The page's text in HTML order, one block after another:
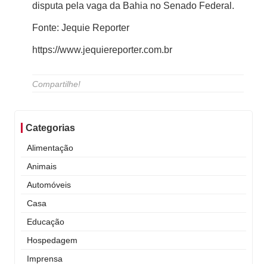
disputa pela vaga da Bahia no Senado Federal.
Fonte: Jequie Reporter
https://www.jequiereporter.com.br
Compartilhe!
Categorias
Alimentação
Animais
Automóveis
Casa
Educação
Hospedagem
Imprensa